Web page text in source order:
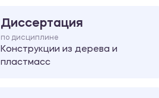
Диссертация
по дисциплине
Конструкции из дерева и
пластмасс